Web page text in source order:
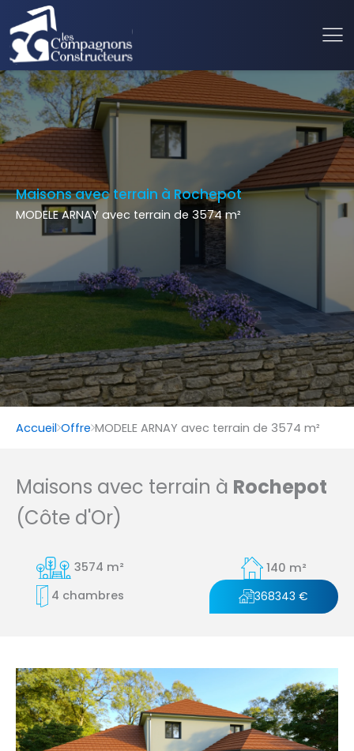
Maisons avec terrain à Rochepot
MODELE ARNAY avec terrain de 3574 m²
Accueil Offre MODELE ARNAY avec terrain de 3574 m²
Maisons avec terrain à Rochepot
(Côte d'Or)
3574 m²
140 m²
4 chambres
368343 €